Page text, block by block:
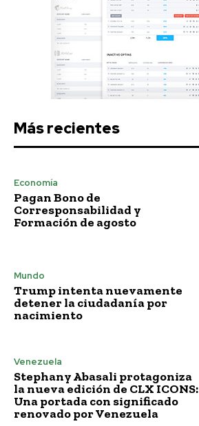
Más recientes
Economía
Pagan Bono de
Corresponsabilidad y
Formación de agosto
Mundo
Trump intenta nuevamente
detener la ciudadanía por
nacimiento
Venezuela
Stephany Abasali protagoniza
la nueva edición de CLX ICONS:
Una portada con significado
renovado por Venezuela